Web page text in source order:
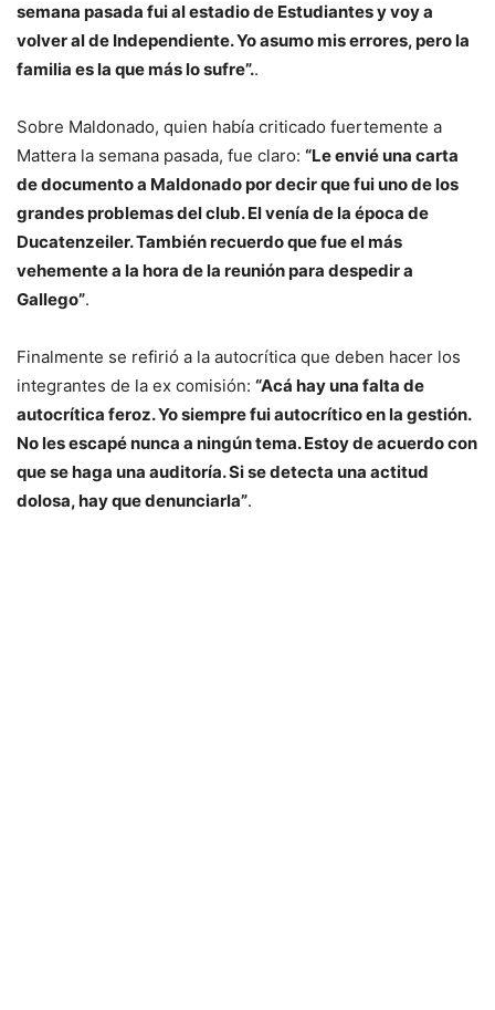
semana pasada fui al estadio de Estudiantes y voy a
volver al de Independiente. Yo asumo mis errores, pero la
familia es la que más lo sufre”..
Sobre Maldonado, quien había criticado fuertemente a
Mattera la semana pasada, fue claro: “Le envié una carta
de documento a Maldonado por decir que fui uno de los
grandes problemas del club. El venía de la época de
Ducatenzeiler. También recuerdo que fue el más
vehemente a la hora de la reunión para despedir a
Gallego”.
Finalmente se refirió a la autocrítica que deben hacer los
integrantes de la ex comisión: “Acá hay una falta de
autocrítica feroz. Yo siempre fui autocrítico en la gestión.
No les escapé nunca a ningún tema. Estoy de acuerdo con
que se haga una auditoría. Si se detecta una actitud
dolosa, hay que denunciarla”.